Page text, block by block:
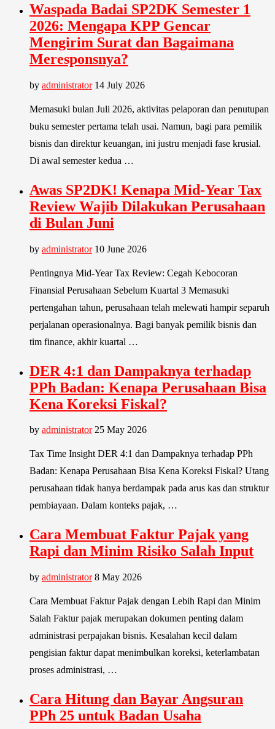
Waspada Badai SP2DK Semester 1
2026: Mengapa KPP Gencar
Mengirim Surat dan Bagaimana
Meresponsnya?
by administrator 14 July 2026
Memasuki bulan Juli 2026, aktivitas pelaporan dan penutupan
buku semester pertama telah usai. Namun, bagi para pemilik
bisnis dan direktur keuangan, ini justru menjadi fase krusial.
Di awal semester kedua …
Awas SP2DK! Kenapa Mid-Year Tax
Review Wajib Dilakukan Perusahaan
di Bulan Juni
by administrator 10 June 2026
Pentingnya Mid-Year Tax Review: Cegah Kebocoran
Finansial Perusahaan Sebelum Kuartal 3 Memasuki
pertengahan tahun, perusahaan telah melewati hampir separuh
perjalanan operasionalnya. Bagi banyak pemilik bisnis dan
tim finance, akhir kuartal …
DER 4:1 dan Dampaknya terhadap
PPh Badan: Kenapa Perusahaan Bisa
Kena Koreksi Fiskal?
by administrator 25 May 2026
Tax Time Insight DER 4:1 dan Dampaknya terhadap PPh
Badan: Kenapa Perusahaan Bisa Kena Koreksi Fiskal? Utang
perusahaan tidak hanya berdampak pada arus kas dan struktur
pembiayaan. Dalam konteks pajak, …
Cara Membuat Faktur Pajak yang
Rapi dan Minim Risiko Salah Input
by administrator 8 May 2026
Cara Membuat Faktur Pajak dengan Lebih Rapi dan Minim
Salah Faktur pajak merupakan dokumen penting dalam
administrasi perpajakan bisnis. Kesalahan kecil dalam
pengisian faktur dapat menimbulkan koreksi, keterlambatan
proses administrasi, …
Cara Hitung dan Bayar Angsuran
PPh 25 untuk Badan Usaha